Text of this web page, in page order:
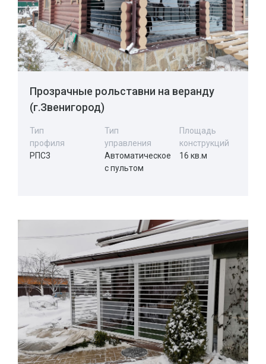
Прозрачные рольставни на веранду
(г.Звенигород)
Тип
профиля
Тип
управления
Площадь
конструкций
РПС3
Автоматическое
с пультом
16 кв.м